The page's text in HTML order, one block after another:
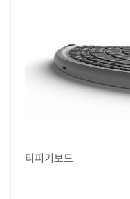
티피키보드